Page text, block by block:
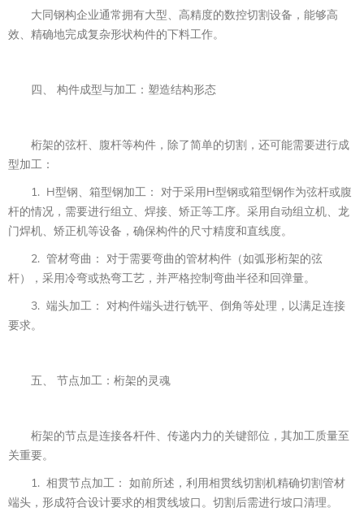
大同钢构企业通常拥有大型、高精度的数控切割设备，能够高
效、精确地完成复杂形状构件的下料工作。
四、 构件成型与加工：塑造结构形态
桁架的弦杆、腹杆等构件，除了简单的切割，还可能需要进行成
型加工：
1. H型钢、箱型钢加工： 对于采用H型钢或箱型钢作为弦杆或腹
杆的情况，需要进行组立、焊接、矫正等工序。采用自动组立机、龙
门焊机、矫正机等设备，确保构件的尺寸精度和直线度。
2. 管材弯曲： 对于需要弯曲的管材构件（如弧形桁架的弦
杆），采用冷弯或热弯工艺，并严格控制弯曲半径和回弹量。
3. 端头加工： 对构件端头进行铣平、倒角等处理，以满足连接
要求。
五、 节点加工：桁架的灵魂
桁架的节点是连接各杆件、传递内力的关键部位，其加工质量至
关重要。
1. 相贯节点加工： 如前所述，利用相贯线切割机精确切割管材
端头，形成符合设计要求的相贯线坡口。切割后需进行坡口清理。